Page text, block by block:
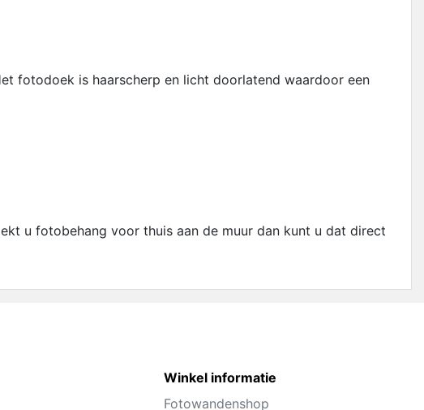
fotodoek is haarscherp en licht doorlatend waardoor een
u fotobehang voor thuis aan de muur dan kunt u dat direct
Winkel informatie
Fotowandenshop